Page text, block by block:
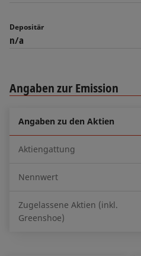
Depositär
n/a
Angaben zur Emission
Angaben zu den Aktien
Aktiengattung
Nennwert
Zugelassene Aktien (inkl.
Greenshoe)